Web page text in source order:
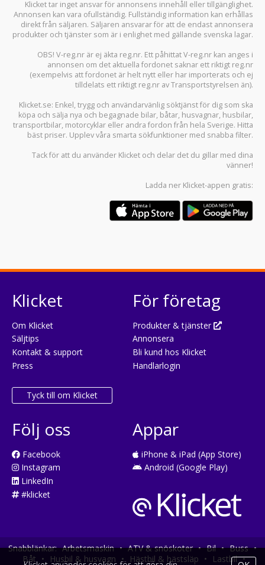
Klicket tar inget ansvar för annonsens innehåll eller tillgänglighet.
Annonsen kan vara ofullständig. Fullständig information kan erhållas
direkt från säljaren. Säljaren ansvarar för att de endast annonsera
produkter och tjänster som är i enlighet med gällande svenska lagar.
OBS! V-reg.nr är ej äkta reg.nr. Ett påhittat V-reg.nr kan anges i
annonsen om det aktuella fordonet saknar ett riktigt reg.nr
(exempelvis att fordonet är helt nytt eller har importerats och ej
tilldelats ett riktigt reg.nr av Transportstyrelsen än).
Klicket.se: Enkel, trygg och användarvänlig söktjänst för dig som ska
köpa och sälja nya och begagnade bilar, båtar, husvagnar, husbilar,
transportbilar, motorcyklar eller andra fordon från hela Sverige. Hitta
bäst priser. Upplev våra smarta sökfunktioner med snabba filter.
Tack för att du använder Klicket och delar det du gillar med dina
vänner!
Ladda ner Klicket-appen gratis:
Klicket
Om Klicket
Säljtips
Kontakt & support
Press
Tyck till om Klicket
För företag
Produkter & tjänster
Annonsera
Bli kund hos Klicket
Handlarlogin
Följ oss
Facebook
Instagram
LinkedIn
#klicket
Appar
iPhone & iPad (App Store)
Android (Google Play)
Snabblänkar: Arbetsmaskin • ATV & snöskoter • Bil • Buss •
Båt • Husbil & husvagn • Hästbil & hästsläp • Lastbil •